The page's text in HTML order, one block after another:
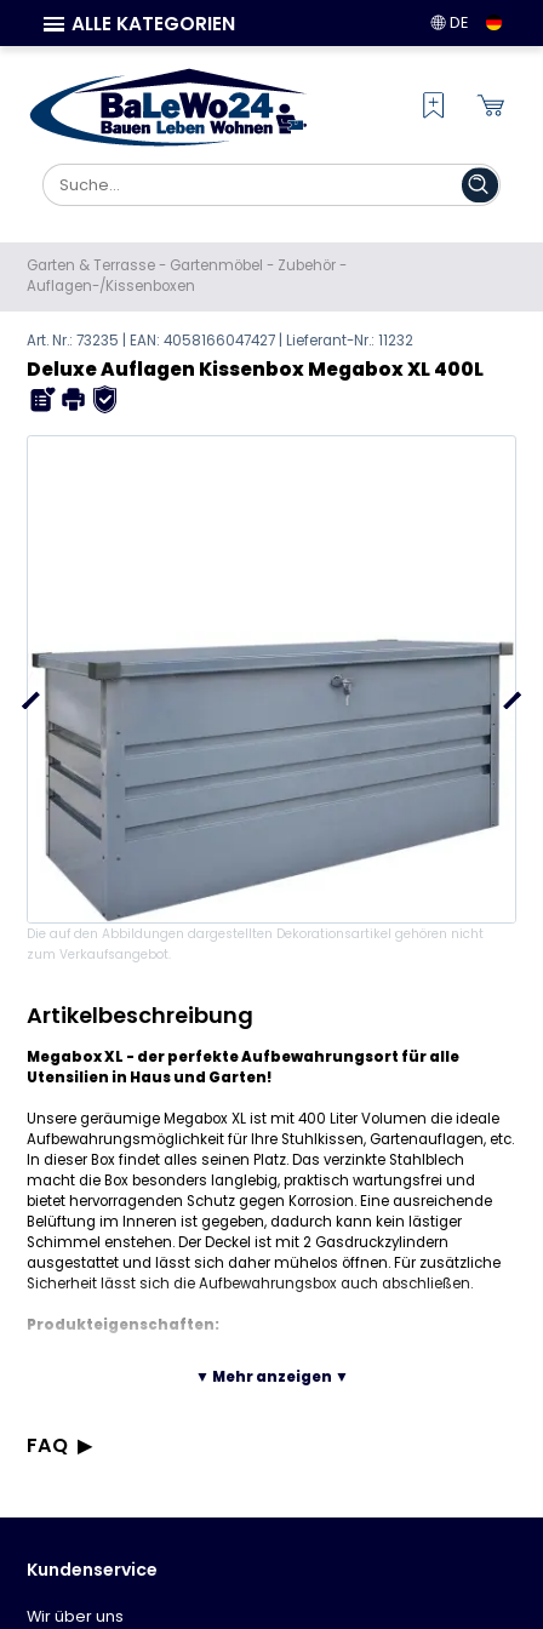
ALLE KATEGORIEN DE
Garten & Terrasse- Gartenmöbel - Zubehör-
Auflagen-/Kissenboxen
Art. Nr.: 73235 | EAN:4058166047427 | Lieferant-Nr.: 11232
Deluxe Auflagen Kissenbox Megabox XL 400L
Die auf den Abbildungen dargestellten Dekorationsartikel gehören nicht
zum Verkaufsangebot.
Artikelbeschreibung
Megabox XL - der perfekte Aufbewahrungsort für alle
Utensilien in Haus und Garten!
Unsere geräumige Megabox XL ist mit 400 Liter Volumen die ideale
Aufbewahrungsmöglichkeit für Ihre Stuhlkissen, Gartenauflagen, etc.
In dieser Box findet alles seinen Platz. Das verzinkte Stahlblech
macht die Box besonders langlebig, praktisch wartungsfrei und
bietet hervorragenden Schutz gegen Korrosion. Eine ausreichende
Belüftung im Inneren ist gegeben, dadurch kann kein lästiger
Schimmel enstehen. Der Deckel ist mit 2 Gasdruckzylindern
ausgestattet und lässt sich daher mühelos öffnen. Für zusätzliche
Sicherheit lässt sich die Aufbewahrungsbox auch abschließen.
Produkteigenschaften:
- Bodenplatte aus Metall
- Nutzungsinhalt: ca. 400 l
- Gewicht: 18 kg
▼ Mehr anzeigen ▼
FAQ
Die Box ist aus verzinktem Stahlblech gefertigt.
Was sind die Vorteile des Materials?
bietet hervorragenden Schutz gegen Korrosion.
Die Box hat die Farbe Anthrazit.
Ist die Box wetterfest?
Kundenservice
Wir über uns